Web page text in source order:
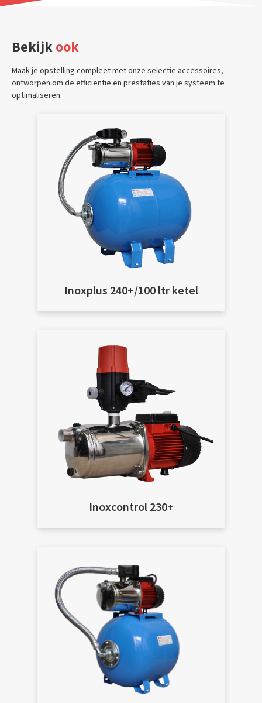
Bekijkook
Maak je opstelling compleet met onze selectie accessoires,
ontworpen om de efficiëntie en prestaties van je systeem te
optimaliseren.
Inoxplus 240+/100 ltr ketel
Inoxcontrol 230+